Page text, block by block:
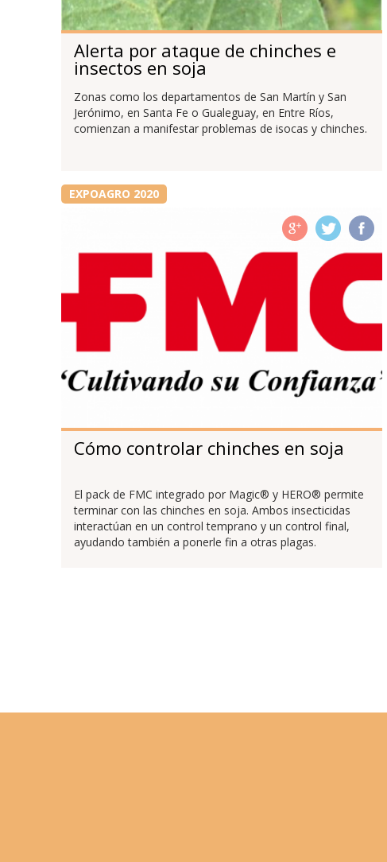
Alerta por ataque de chinches e
insectos en soja
Zonas como los departamentos de San Martín y San
Jerónimo, en Santa Fe o Gualeguay, en Entre Ríos,
comienzan a manifestar problemas de isocas y chinches.
EXPOAGRO 2020
Cómo controlar chinches en soja
El pack de FMC integrado por Magic® y HERO® permite
terminar con las chinches en soja. Ambos insecticidas
interactúan en un control temprano y un control final,
ayudando también a ponerle fin a otras plagas.